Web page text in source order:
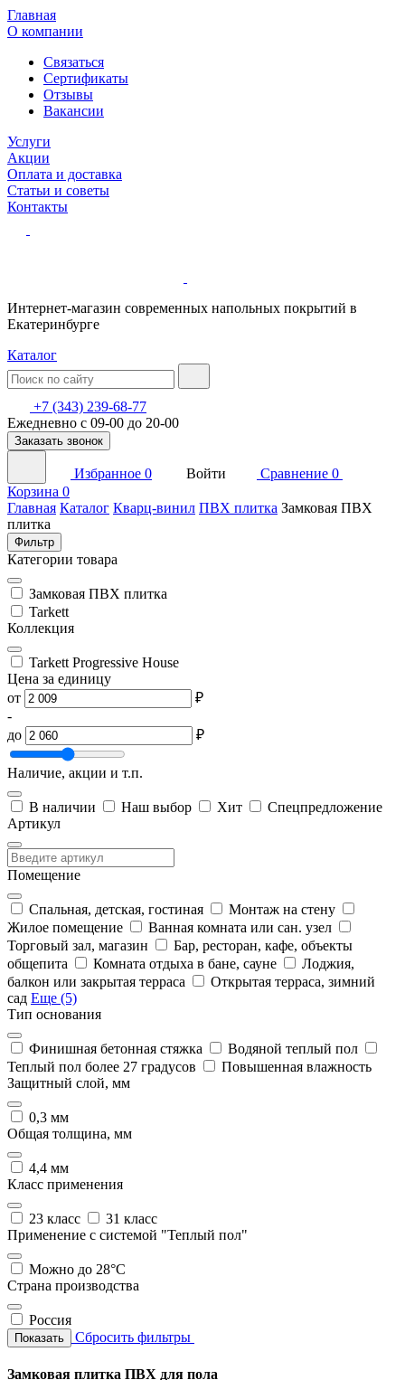
Главная
О компании
Связаться
Сертификаты
Отзывы
Вакансии
Услуги
Акции
Оплата и доставка
Статьи и советы
Контакты
Интернет-магазин современных напольных покрытий в
Екатеринбурге
Каталог
+7 (343) 239-68-77
Ежедневно с 09-00 до 20-00
Заказать звонок
Избранное 0 Войти Сравнение 0
Корзина 0
Главная Каталог Кварц-винил ПВХ плитка Замковая ПВХ
плитка
Фильтр
Категории товара
Замковая ПВХ плитка
Tarkett
Коллекция
Tarkett Progressive House
Цена за единицу
от
₽
-
до
₽
Наличие, акции и т.п.
В наличии Наш выбор Хит
Спецпредложение
Артикул
Помещение
Спальная, детская, гостиная
Монтаж на стену
Жилое помещение
Ванная комната или сан. узел
Торговый зал, магазин
Бар, ресторан, кафе, объекты
общепита
Комната отдыха в бане, сауне
Лоджия,
балкон или закрытая терраса
Открытая терраса, зимний
сад Еще (5)
Тип основания
Финишная бетонная стяжка
Водяной теплый пол
Теплый пол более 27 градусов
Повышенная влажность
Защитный слой, мм
0,3 мм
Общая толщина, мм
4,4 мм
Класс применения
23 класс
31 класс
Применение с системой "Теплый пол"
Можно до 28°С
Страна производства
Россия
Показать Сбросить фильтры
Замковая плитка ПВХ для пола